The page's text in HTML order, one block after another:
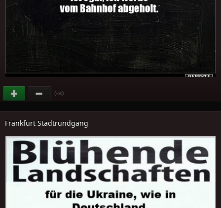
(+30)
Frankfurt Stadtrundgang